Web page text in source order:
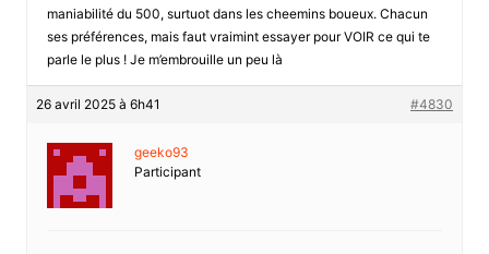
maniabilité du 500, surtuot dans les cheemins boueux. Chacun
ses préférences, mais faut vraimint essayer pour VOIR ce qui te
parle le plus ! Je m’embrouille un peu là
26 avril 2025 à 6h41 #4830
geeko93
Participant